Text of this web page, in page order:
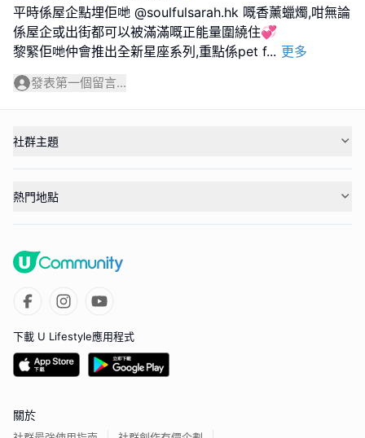
平時係屋企點埋佢哋 @soulfulsarah.hk 嘅香薰蠟燭,咁無論
係屋企或出街都可以被滿滿嘅正能量圍繞住💞
黎緊佢哋仲會推出全新星座系列,重點係pet f... 更多
發表第一個留言...
社群主題
熱門地點
下載 U Lifestyle應用程式
關於